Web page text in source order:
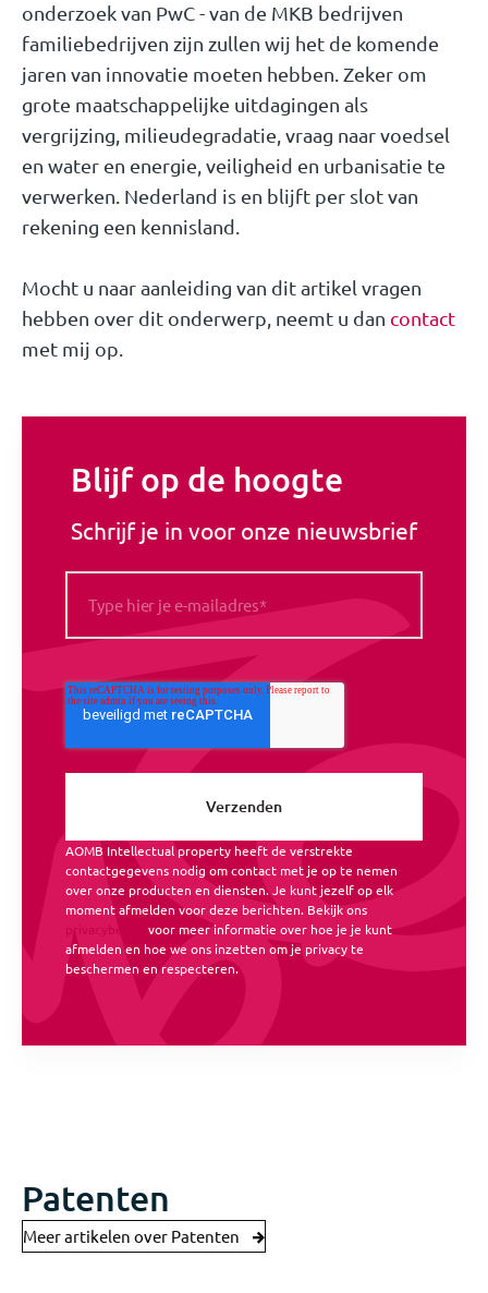
onderzoek van PwC - van de MKB bedrijven
familiebedrijven zijn zullen wij het de komende
jaren van innovatie moeten hebben. Zeker om
grote maatschappelijke uitdagingen als
vergrijzing, milieudegradatie, vraag naar voedsel
en water en energie, veiligheid en urbanisatie te
verwerken. Nederland is en blijft per slot van
rekening een kennisland.
Mocht u naar aanleiding van dit artikel vragen
hebben over dit onderwerp, neemt u dan contact
met mij op.
Blijf op de hoogte
Schrijf je in voor onze nieuwsbrief
AOMB Intellectual property heeft de verstrekte
contactgegevens nodig om contact met je op te nemen
over onze producten en diensten. Je kunt jezelf op elk
moment afmelden voor deze berichten. Bekijk ons
voor meer informatie over hoe je je kunt
afmelden en hoe we ons inzetten om je privacy te
beschermen en respecteren.
Patenten
Meer artikelen over Patenten